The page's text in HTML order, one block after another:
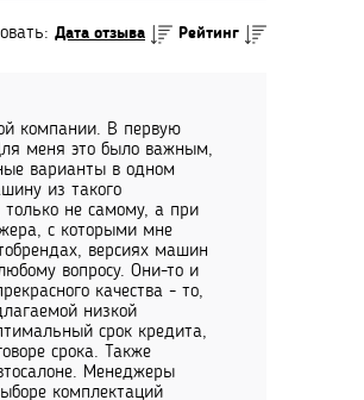
Дата отзыва Рейтинг
компании. В первую
меня это было важным,
варианты в одном
из такого
только не самому, а при
с которыми мне
версиях машин
вопросу. Они-то и
качества - то,
низкой
срок кредита,
срока. Также
Менеджеры
комплектаций